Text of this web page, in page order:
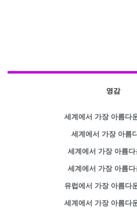
영감
세계에서 가장 아름다
세계에서 가장 아름
세계에서 가장 아름
세계에서 가장 아름
유럽에서 가장 아름다
세계에서 가장 아름다